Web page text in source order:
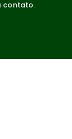
contato